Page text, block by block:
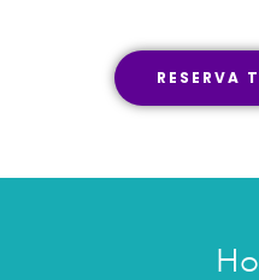
RESERVA